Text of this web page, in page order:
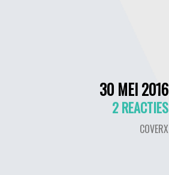
30 MEI 2016
2 REACTIES
COVERX